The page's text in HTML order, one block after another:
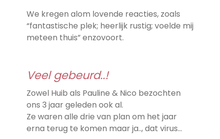
We kregen alom lovende reacties, zoals
“fantastische plek; heerlijk rustig; voelde mij
meteen thuis” enzovoort.
Veel gebeurd..!
Zowel Huib als Pauline & Nico bezochten
ons 3 jaar geleden ook al.
Ze waren alle drie van plan om het jaar
erna terug te komen maar ja.., dat virus…